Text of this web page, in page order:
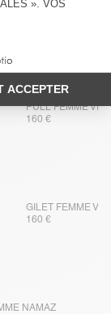
PULL FEMME
160 €
GILET FEMME
160 €
NAMAZ